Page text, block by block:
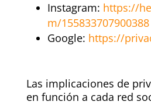
Instagram: https://
m/155833707900388
Google: https://
Las implicaciones de
en función a cada red